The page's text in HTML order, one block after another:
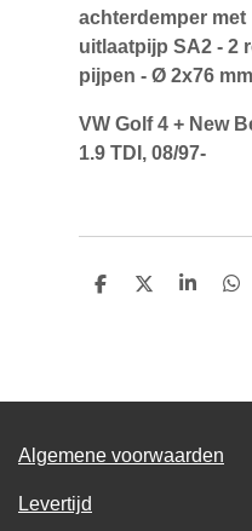
achterdemper met
uitlaatpijp SA2 - 2
pijpen - Ø 2x76 mm
VW Golf 4 + New
1.9 TDI, 08/97-
D
D
S
D
Algemene voorwaarden
Levertijd